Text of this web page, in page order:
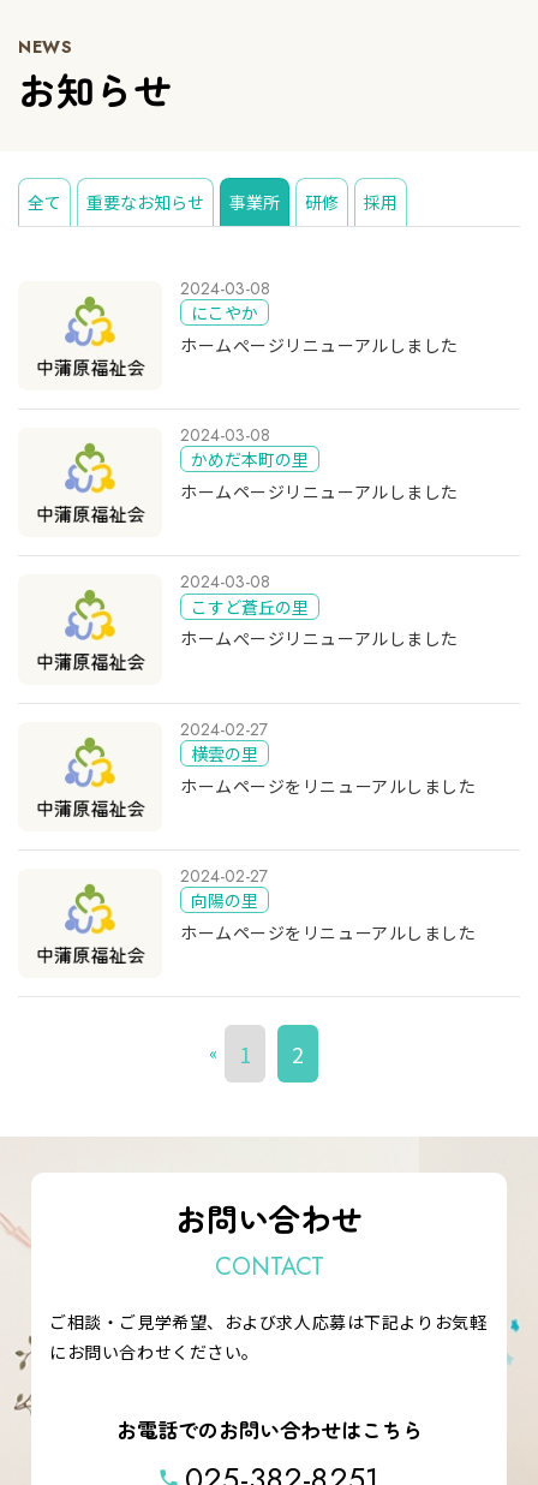
NEWS
お知らせ
全て 重要なお知らせ 事業所 研修 採用
2024-03-08
にこやか
ホームぺージリニューアルしました
2024-03-08
かめだ本町の里
ホームページリニューアルしました
2024-03-08
こすど蒼丘の里
ホームぺージリニューアルしました
2024-02-27
横雲の里
ホームページをリニューアルしました
2024-02-27
向陽の里
ホームページをリニューアルしました
« 1 2
お問い合わせ
CONTACT
ご相談・ご見学希望、および求人応募は下記よりお気軽
にお問い合わせください。
お電話でのお問い合わせはこちら
phone